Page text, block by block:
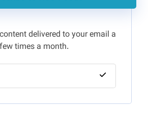
delivered to your email a
few times a month.